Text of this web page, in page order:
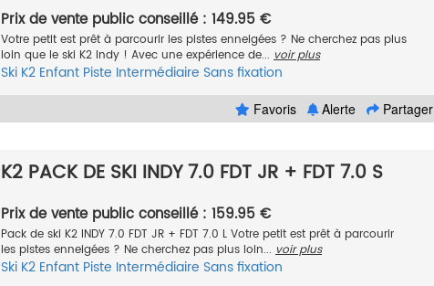
Prix de vente public conseillé : 149.95 €
Votre petit est prêt à parcourir les pistes enneigées ? Ne cherchez pas plus
loin que le ski K2 Indy ! Avec une expérience de... voir plus
Ski K2 Enfant Piste Intermédiaire Sans fixation
Favoris
Alerte Partager
K2 PACK DE SKI INDY 7.0 FDT JR + FDT 7.0 S
Prix de vente public conseillé : 159.95 €
Pack de ski K2 INDY 7.0 FDT JR + FDT 7.0 L Votre petit est prêt à parcourir
les pistes enneigées ? Ne cherchez pas plus loin... voir plus
Ski K2 Enfant Piste Intermédiaire Sans fixation